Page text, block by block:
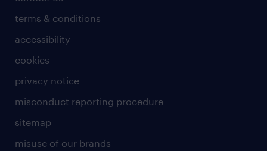
terms & conditions
accessibility
cookies
privacy notice
misconduct reporting procedure
sitemap
misuse of our brands